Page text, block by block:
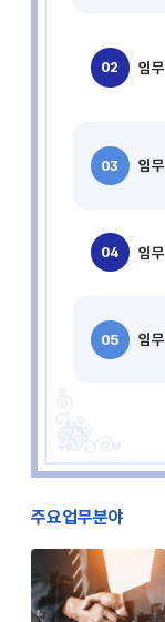
02 임무
03 임무
04 임무
05 임무
주요업무분야